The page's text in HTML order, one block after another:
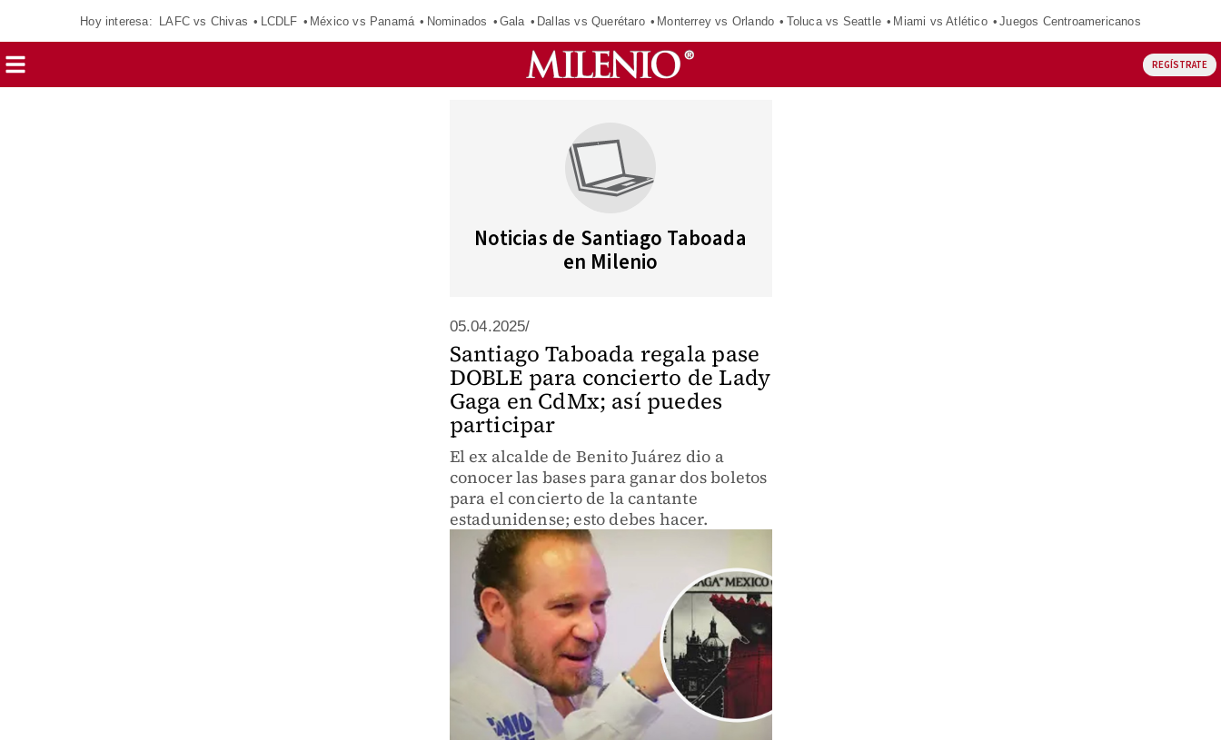
Hoy interesa: LAFC vs Chivas LCDLF México vs Panamá Nominados Gala Dallas vs Querétaro Monterrey vs Orlando Toluca vs Seattle Miami vs Atlético Juegos Centroamericanos
REGÍSTRATE
Noticias de Santiago Taboada
en Milenio
05.04.2025/
Santiago Taboada regala pase
DOBLE para concierto de Lady
Gaga en CdMx; así puedes
participar
El ex alcalde de Benito Juárez dio a
conocer las bases para ganar dos boletos
para el concierto de la cantante
estadunidense; esto debes hacer.